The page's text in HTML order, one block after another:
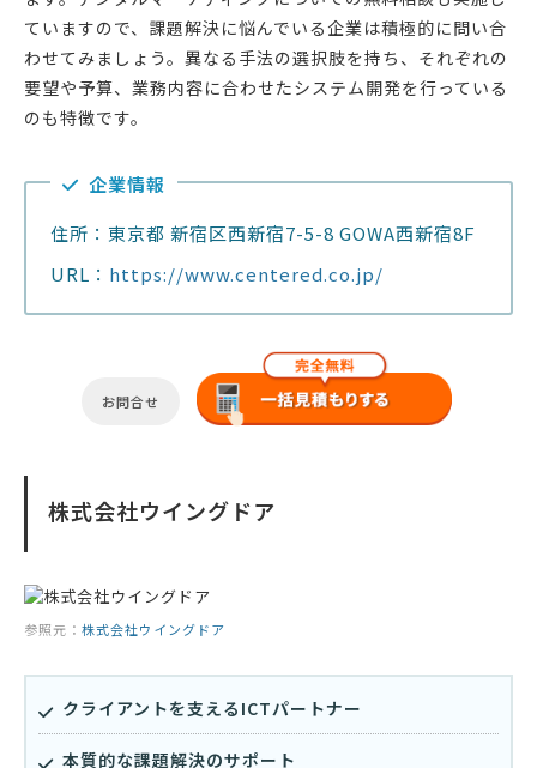
ていますので、課題解決に悩んでいる企業は積極的に問い合
わせてみましょう。異なる手法の選択肢を持ち、それぞれの
要望や予算、業務内容に合わせたシステム開発を行っている
のも特徴です。
企業情報
住所：東京都 新宿区西新宿7-5-8 GOWA西新宿8F
URL： https://www.centered.co.jp/
お問合せ
株式会社ウイングドア
参照元： 株式会社ウイングドア
クライアントを支えるICTパートナー
本質的な課題解決のサポート